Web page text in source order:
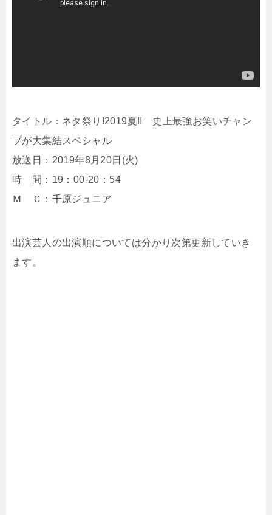
タイトル：ネタ祭り!2019夏!! 史上最強お笑いチャン
プが大集結スペシャル
放送日：2019年8月20日(火)
時 間：19：00-20：54
Ｍ Ｃ：千原ジュニア
出演芸人の出演順については分かり次第更新していき
ます。